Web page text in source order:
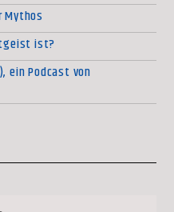
Mythos
ist?
ein Podcast von